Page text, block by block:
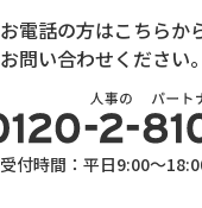
お電話の方はこちらか
お問い合わせください。
受付時間：平日9:00～